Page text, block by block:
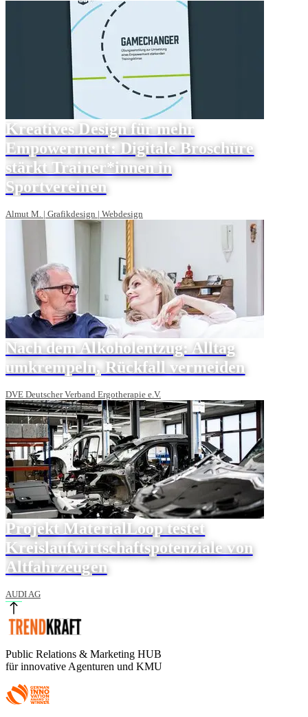
Kreatives Design für mehr
Empowerment: Digitale Broschüre
stärkt Trainer*innen in
Sportvereinen
Almut M. | Grafikdesign | Webdesign
Nach dem Alkoholentzug: Alltag
umkrempeln, Rückfall vermeiden
DVE Deutscher Verband Ergotherapie e.V.
Projekt MaterialLoop testet
Kreislaufwirtschaftspotenziale von
Altfahrzeugen
AUDI AG
Public Relations & Marketing HUB
für innovative Agenturen und KMU